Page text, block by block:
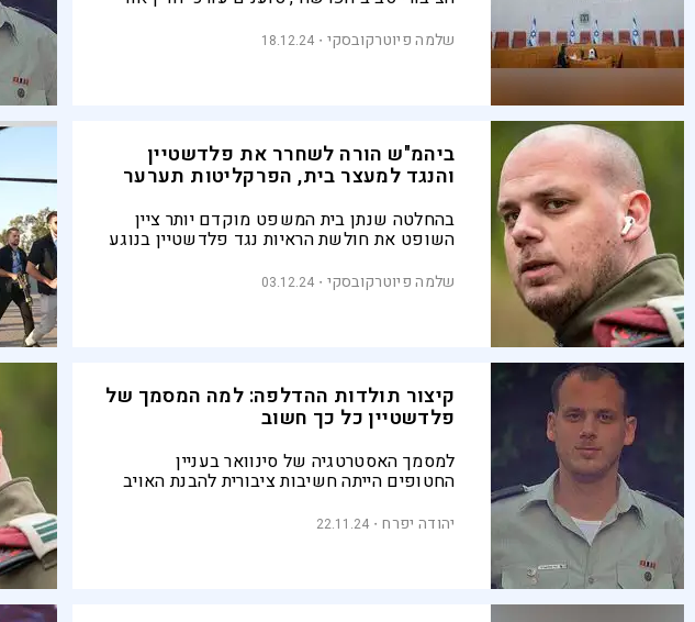
הנאשם יחד עם אלי פלדשטיין בפרשת הדלפת
שלמה פיוטרקובסקי 18.12.24
ביהמ"ש הורה לשחרר את פלדשטיין
והנגד למעצר בית, הפרקליטות תערער
בהחלטה שנתן בית המשפט מוקדם יותר ציין
השופט את חולשת הראיות נגד פלדשטיין בנוגע
בביטחון המדינה, ואת טענות ההגנה
המשמעותיות של פלדשטיין והנגד. הפרקליטות
שלמה פיוטרקובסקי 03.12.24
קיצור תולדות ההדלפה: למה המסמך של
פלדשטיין כל כך חשוב
למסמך האסטרטגיה של סינוואר בעניין
החטופים הייתה חשיבות ציבורית להבנת האויב
צריך לחקור, כמו הדלפות אחרות
יהודה יפרח 22.11.24